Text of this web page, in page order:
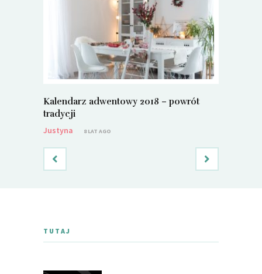
Kalendarz adwentowy 2018 – powrót
tradycji
Justyna
8 LAT AGO
TUTAJ